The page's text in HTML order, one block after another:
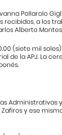
Pollarolo
recibidos, a los
Alberto Montes
(siete mil
de la APJ. La
Administrativas
Zafiros y ese